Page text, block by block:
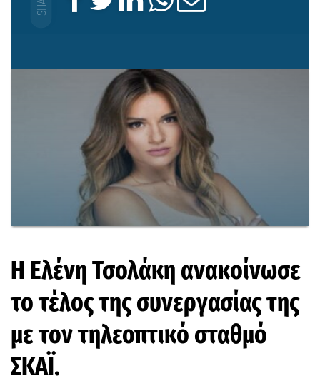
Η Ελένη Τσολάκη ανακοίνωσε
το τέλος της συνεργασίας της
με τον τηλεοπτικό σταθμό
ΣΚΑΪ.